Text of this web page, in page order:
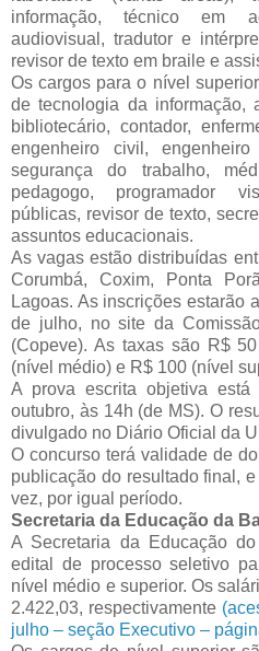
informação, técnico em
audiovisual, tradutor e
revisor de texto em braile e
Os cargos para o nível
de tecnologia da informação,
bibliotecário, contador,
engenheiro civil,
segurança do trabalho,
pedagogo, programador
públicas, revisor de texto,
assuntos educacionais.
As vagas estão distribuídas
Corumbá, Coxim, Ponta
Lagoas. As inscrições estarão
de julho, no site da
(Copeve). As taxas são R$
(nível médio) e R$ 100 (nível
A prova escrita objetiva
outubro, às 14h (de MS). O
divulgado no Diário Oficial da
O concurso terá validade de
publicação do resultado final,
vez, por igual período.
Secretaria da Educação da
A Secretaria da Educação
edital de processo seletivo
nível médio e superior. Os
2.422,03, respectivamente
julho – seção Executivo –